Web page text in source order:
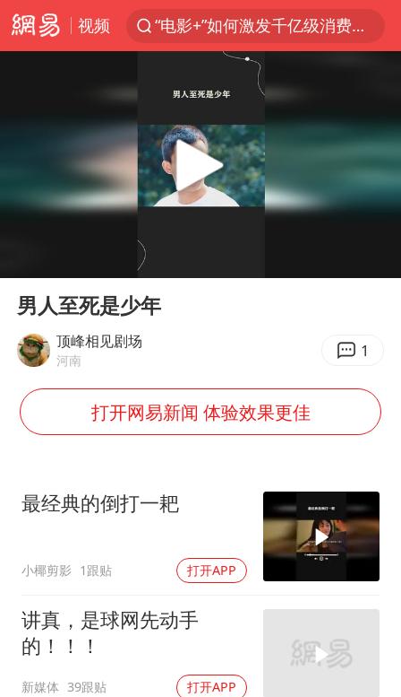
视频
“电影+”如何激发千亿级消费新活力？
台风白海豚中心风力增强
向鹏0-3不敌张本智和
四川宜宾市高县4.9级地震致1人死亡
刘国正说向鹏打得很窝囊
宇树科技中一签需缴款7.54万元
国防部：中国军队坚决反制任何闹海挑衅图谋
广东雷州通报特教老师招聘违规事件
两名乘客在飞机上因调节座椅起冲突
夯实基础开新局
Play
男人至死是少年
顶峰相见剧场
河南 1
打开网易新闻 体验效果更佳
最经典的倒打一耙
小椰剪影 1跟贴 打开APP
讲真，是球网先动手
的！！！
新媒体 39跟贴 打开APP